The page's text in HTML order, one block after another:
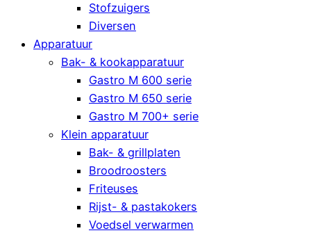
Stofzuigers
Diversen
Apparatuur
Bak- & kookapparatuur
Gastro M 600 serie
Gastro M 650 serie
Gastro M 700+ serie
Klein apparatuur
Bak- & grillplaten
Broodroosters
Friteuses
Rijst- & pastakokers
Voedsel verwarmen